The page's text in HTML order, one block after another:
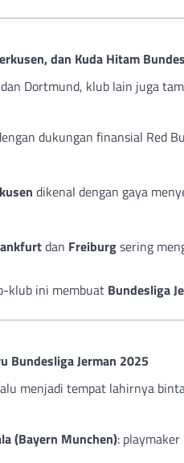
dan Kuda Hitam
Dortmund, klub lain juga
dukungan finansial Red
dikenal dengan gaya
dan Freiburgsering
klub ini membuat Bundesliga
Bundesliga Jerman 2025
menjadi tempat lahirnya
(Bayern Munchen):